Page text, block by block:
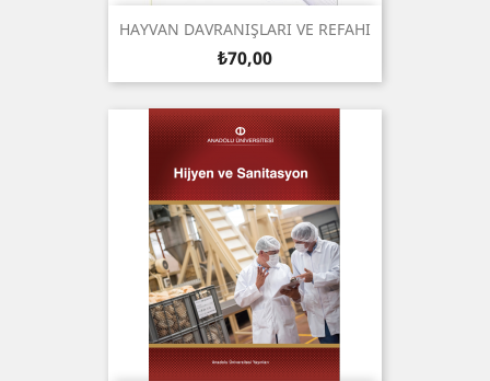
HAYVAN DAVRANIŞLARI VE REFAHI
Fiyat
₺70,00